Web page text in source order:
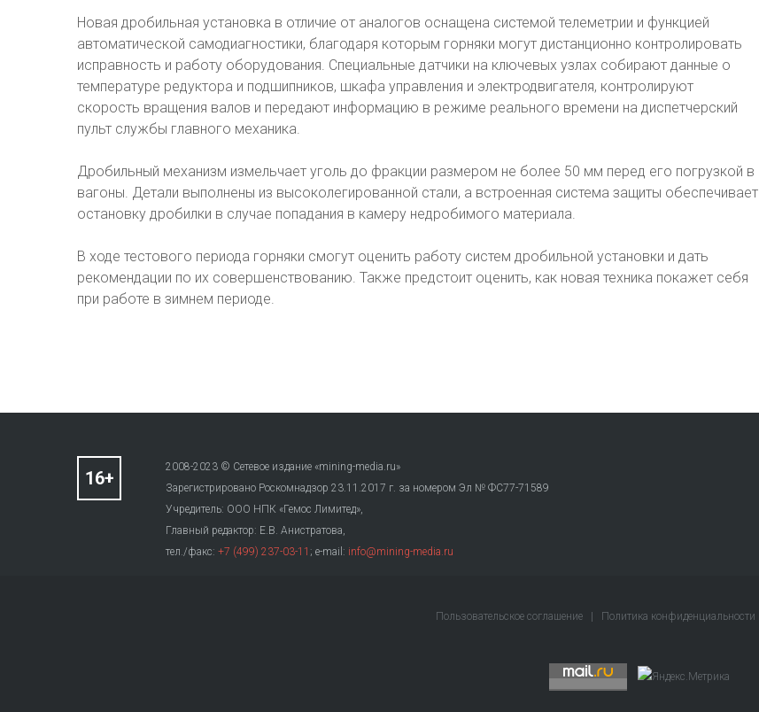
Новая дробильная установка в отличие от аналогов оснащена системой телеметрии и функцией
автоматической самодиагностики, благодаря которым горняки могут дистанционно контролировать
исправность и работу оборудования. Специальные датчики на ключевых узлах собирают данные о
температуре редуктора и подшипников, шкафа управления и электродвигателя, контролируют
скорость вращения валов и передают информацию в режиме реального времени на диспетчерский
пульт службы главного механика.
Дробильный механизм измельчает уголь до фракции размером не более 50 мм перед его погрузкой в
вагоны. Детали выполнены из высоколегированной стали, а встроенная система защиты обеспечивает
остановку дробилки в случае попадания в камеру недробимого материала.
В ходе тестового периода горняки смогут оценить работу систем дробильной установки и дать
рекомендации по их совершенствованию. Также предстоит оценить, как новая техника покажет себя
при работе в зимнем периоде.
2008-2023 © Сетевое издание «mining-media.ru»
Зарегистрировано Роскомнадзор 23.11.2017 г. за номером Эл № ФС77-71589
Учредитель: ООО НПК «Гемос Лимитед»,
Главный редактор: Е.В. Анистратова,
тел./факс: +7 (499) 237-03-11 ; e-mail: info@mining-media.ru
Пользовательское соглашение Политика конфиденциальности